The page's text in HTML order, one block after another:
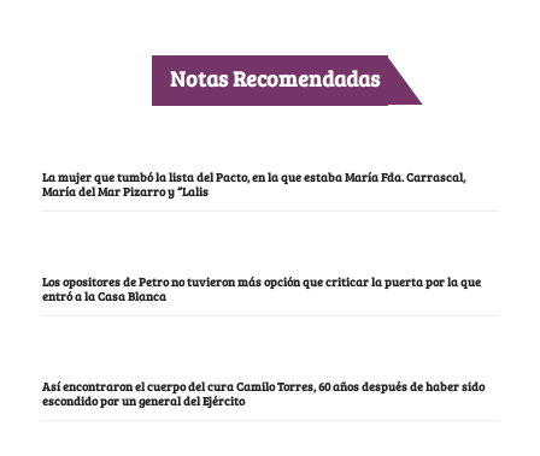
Notas Recomendadas
La mujer que tumbó la lista del Pacto, en la que estaba María Fda. Carrascal,
María del Mar Pizarro y “Lalis
Los opositores de Petro no tuvieron más opción que criticar la puerta por la que
entró a la Casa Blanca
Así encontraron el cuerpo del cura Camilo Torres, 60 años después de haber sido
escondido por un general del Ejército